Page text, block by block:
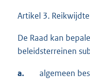
Artikel 3.
De Raad kan
beleidsterreinen
a. algemeen